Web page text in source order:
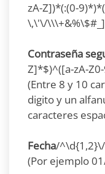
zA-Z])*(:(0-
\,\'\/
Contraseña
Z]*$)^([a-zA-
(Entre 8 y 10
digito y un
caracteres
Fecha/
(Por ejemplo